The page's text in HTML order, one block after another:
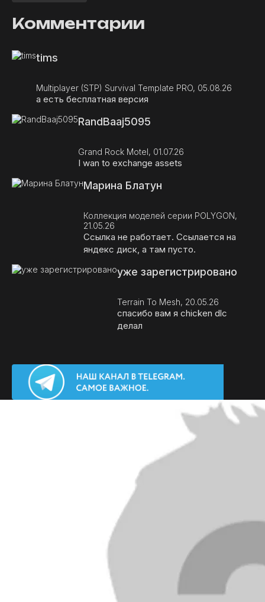
Комментарии
tims
Multiplayer (STP) Survival Template PRO, 05.08.26
а есть бесплатная версия
RandBaaj5095
Grand Rock Motel, 01.07.26
I wan to exchange assets
Марина Блатун
Коллекция моделей серии POLYGON,
21.05.26
Ссылка не работает. Ссылается на
яндекс диск, а там пусто.
уже зарегистрировано
Terrain To Mesh, 20.05.26
спасибо вам я chicken dlc
делал